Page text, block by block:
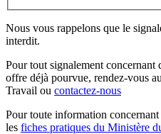
Nous vous rappelons que le
interdit.
Pour tout signalement concernant
offre déjà pourvue, rendez-vous
Travail ou contactez-nous
Pour toute information concernant
les fiches pratiques du Ministère